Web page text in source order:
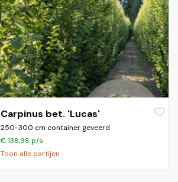
Carpinus bet. 'Lucas'
250-300 cm container geveerd
€ 138,98 p/s
Toon alle partijen